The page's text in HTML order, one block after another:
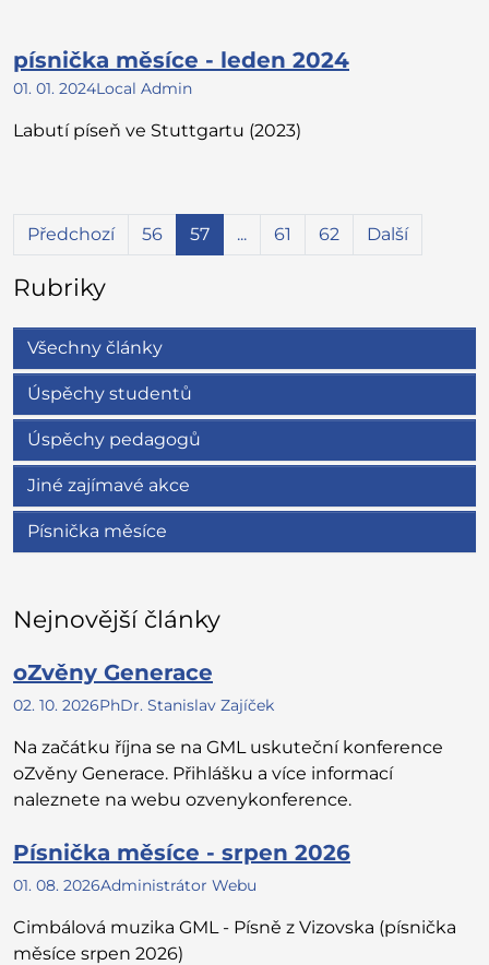
písnička měsíce - leden 2024
01. 01. 2024Local Admin
Labutí píseň ve Stuttgartu (2023)
Předchozí 56 57 ... 61 62 Další
Rubriky
Všechny články
Úspěchy studentů
Úspěchy pedagogů
Jiné zajímavé akce
Písnička měsíce
Nejnovější články
oZvěny Generace
02. 10. 2026PhDr. Stanislav Zajíček
Na začátku října se na GML uskuteční konference
oZvěny Generace. Přihlášku a více informací
naleznete na webu ozvenykonference.
Písnička měsíce - srpen 2026
01. 08. 2026Administrátor Webu
Cimbálová muzika GML - Písně z Vizovska (písnička
měsíce srpen 2026)